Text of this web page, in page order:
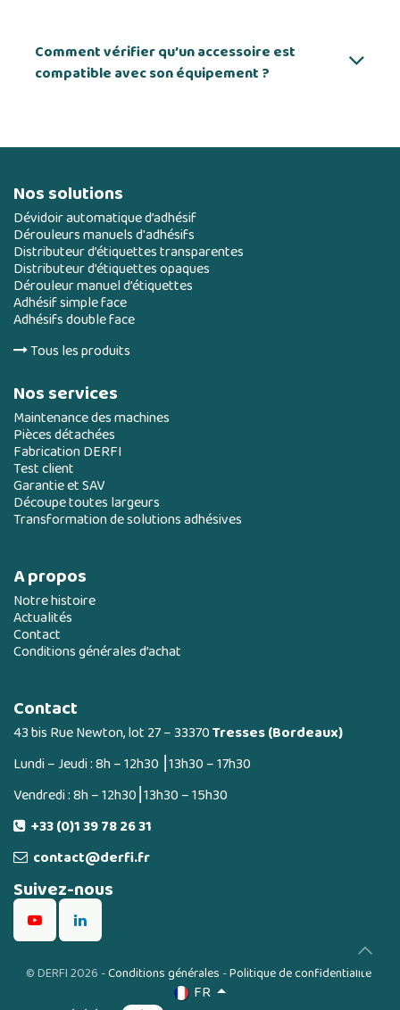
Comment vérifier qu’un accessoire est
compatible avec son équipement ?
Nos solutions
Dévidoir automatique d’adhésif
Dérouleurs manuels d'adhésifs
Distributeur d’étiquettes transparentes
Distributeur d’étiquettes opaques
Dérouleur manuel d’étiquettes
Adhésif simple face
Adhésifs double face
Tous les produits
Nos services
Maintenance des machines
Pièces détachées
Fabrication DERFI
Test client
Garantie et SAV
Découpe toutes largeurs
Transformation de solutions adhésives
A propos
Notre histoire
Actualités
Contact
Conditions générales d’achat
Contact
43 bis Rue Newton, lot 27 – 33370Tresses (Bordeaux)
Lundi – Jeudi : 8h – 12h30 ⎮13h30 – 17h30
Vendredi : 8h – 12h30⎮13h30 – 15h30
+33 (0)1 39 78 26 31
contact@derfi.fr
Suivez-nous
©DERFI 2026-Conditions générales-Politique de confidentialité
FR